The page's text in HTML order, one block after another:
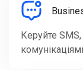
Керуйте